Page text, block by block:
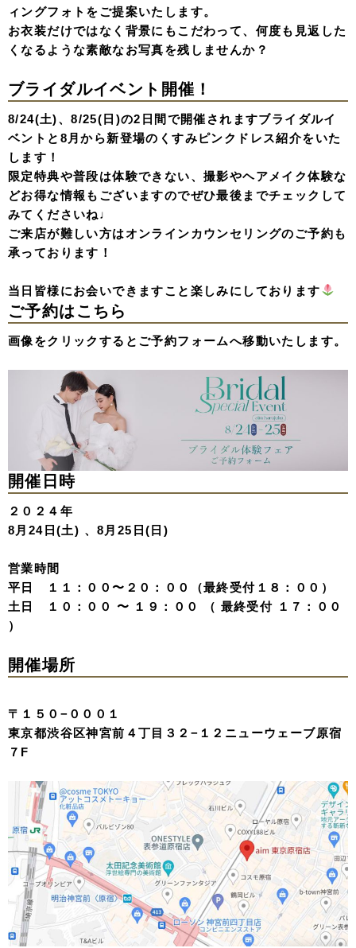
ィングフォトをご提案いたします。
お衣装だけではなく背景にもこだわって、何度も見返した
くなるような素敵なお写真を残しませんか？
ブライダルイベント開催！
8/24(土)、8/25(日)の2日間で開催されますブライダルイ
ベントと8月から新登場のくすみピンクドレス紹介をいた
します！
限定特典や普段は体験できない、撮影やヘアメイク体験な
どお得な情報もございますのでぜひ最後までチェックして
みてくださいね♩
ご来店が難しい方はオンラインカウンセリングのご予約も
承っております！
当日皆様にお会いできますこと楽しみにしております
ご予約はこちら
画像をクリックするとご予約フォームへ移動いたします。
開催日時
２０２４年
8月24日(土) 、8月25日(日)
営業時間
平日 １１：００〜２０：００（最終受付１８：００）
土日 １０：００ 〜 １９：００ （ 最終受付 １７：００
）
開催場所
〒１５０−０００１
東京都渋谷区神宮前４丁目３２−１２ニューウェーブ原宿
７F